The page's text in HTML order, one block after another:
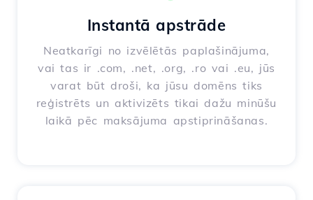
Instantā apstrāde
Neatkarīgi no izvēlētās paplašinājuma,
vai tas ir .com, .net, .org, .ro vai .eu, jūs
varat būt droši, ka jūsu domēns tiks
reģistrēts un aktivizēts tikai dažu minūšu
laikā pēc maksājuma apstiprināšanas.